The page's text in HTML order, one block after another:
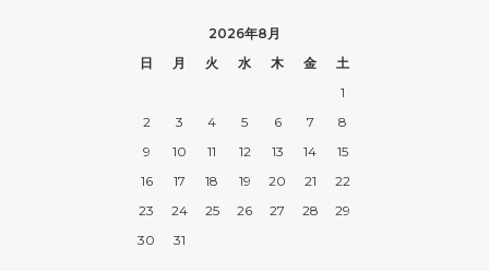
55,000円(税込)
55,000円(税込)
2026年8月
日
月 火 水 木 金
土
1
2
3 4 5 6 7
8
9
10 11 12 13 14
15
16
17 18 19 20 21
22
23
24 25 26 27 28
29
30
31